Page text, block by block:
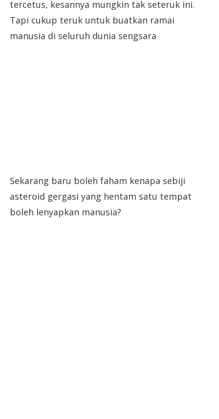
tercetus, kesannya mungkin tak seteruk ini.
Tapi cukup teruk untuk buatkan ramai
manusia di seluruh dunia sengsara
Sekarang baru boleh faham kenapa sebiji
asteroid gergasi yang hentam satu tempat
boleh lenyapkan manusia?